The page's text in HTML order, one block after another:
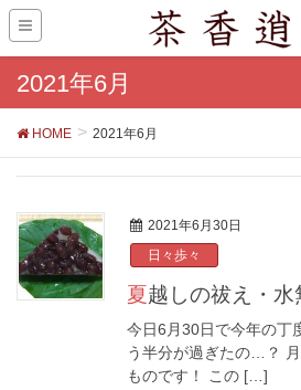
2021年6月
HOME 2021年6月
2021年6月30日
日々歩々
夏越しの祓え・水
今日6月30日で今年の丁
う半分が過ぎたの…？
ものです！ この […]